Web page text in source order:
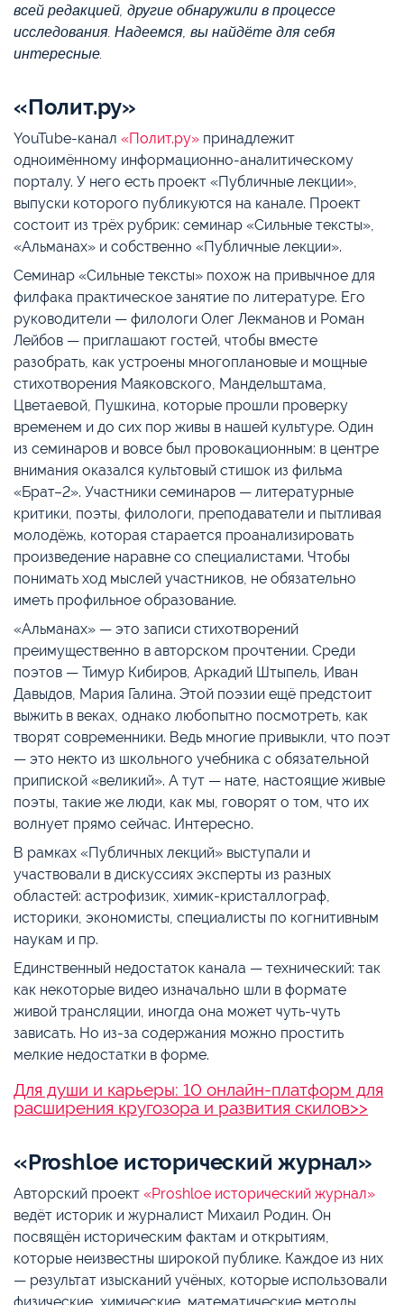
всей редакцией, другие обнаружили в процессе
исследования. Надеемся, вы найдёте для себя
интересные.
«Полит.ру»
YouTube-канал «Полит.ру» принадлежит
одноимённому информационно-аналитическому
порталу. У него есть проект «Публичные лекции»,
выпуски которого публикуются на канале. Проект
состоит из трёх рубрик: семинар «Сильные тексты»,
«Альманах» и собственно «Публичные лекции».
Семинар «Сильные тексты» похож на привычное для
филфака практическое занятие по литературе. Его
руководители — филологи Олег Лекманов и Роман
Лейбов — приглашают гостей, чтобы вместе
разобрать, как устроены многоплановые и мощные
стихотворения Маяковского, Мандельштама,
Цветаевой, Пушкина, которые прошли проверку
временем и до сих пор живы в нашей культуре. Один
из семинаров и вовсе был провокационным: в центре
внимания оказался культовый стишок из фильма
«Брат–2». Участники семинаров — литературные
критики, поэты, филологи, преподаватели и пытливая
молодёжь, которая старается проанализировать
произведение наравне со специалистами. Чтобы
понимать ход мыслей участников, не обязательно
иметь профильное образование.
«Альманах» — это записи стихотворений
преимущественно в авторском прочтении. Среди
поэтов — Тимур Кибиров, Аркадий Штыпель, Иван
Давыдов, Мария Галина. Этой поэзии ещё предстоит
выжить в веках, однако любопытно посмотреть, как
творят современники. Ведь многие привыкли, что поэт
— это некто из школьного учебника с обязательной
припиской «великий». А тут — нате, настоящие живые
поэты, такие же люди, как мы, говорят о том, что их
волнует прямо сейчас. Интересно.
В рамках «Публичных лекций» выступали и
участвовали в дискуссиях эксперты из разных
областей: астрофизик, химик-кристаллограф,
историки, экономисты, специалисты по когнитивным
наукам и пр.
Единственный недостаток канала — технический: так
как некоторые видео изначально шли в формате
живой трансляции, иногда она может чуть-чуть
зависать. Но из-за содержания можно простить
мелкие недостатки в форме.
Для души и карьеры: 10 онлайн-платформ для
расширения кругозора и развития скилов>>
«Proshloe исторический журнал»
Авторский проект «Proshloe исторический журнал»
ведёт историк и журналист Михаил Родин. Он
посвящён историческим фактам и открытиям,
которые неизвестны широкой публике. Каждое из них
— результат изысканий учёных, которые использовали